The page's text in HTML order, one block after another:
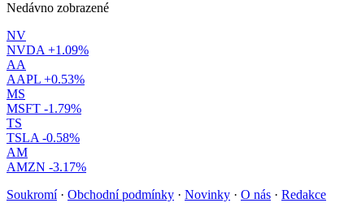
Nedávno zobrazené
NV
NVDA +1.09%
AA
AAPL +0.53%
MS
MSFT -1.79%
TS
TSLA -0.58%
AM
AMZN -3.17%
Soukromí · Obchodní podmínky · Novinky · O nás · Redakce